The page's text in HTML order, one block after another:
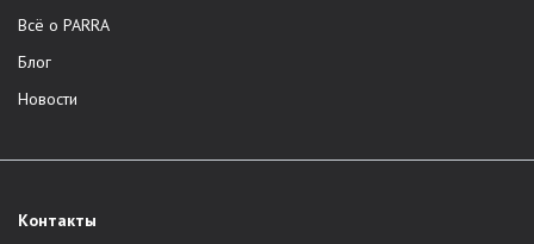
Всё о PARRA
Блог
Новости
Контакты